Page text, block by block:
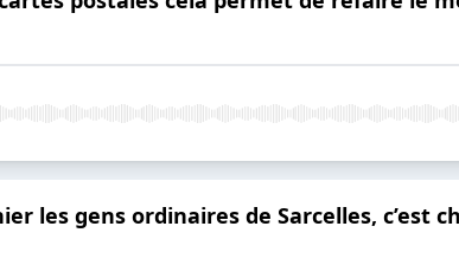
les gens ordinaires de Sarcelles, c’est